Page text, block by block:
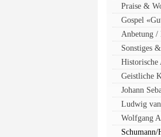
Praise &
Gospel
Anbetung /
Sonstiges
Historische
Geistliche
Johann
Ludwig
Wolfgang
Schumann/